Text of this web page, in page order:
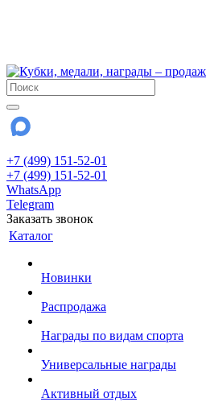
+7 (499) 151-52-01
+7 (499) 151-52-01
WhatsApp
Telegram
Заказать звонок
Каталог
Новинки
Распродажа
Награды по видам спорта
Универсальные награды
Активный отдых